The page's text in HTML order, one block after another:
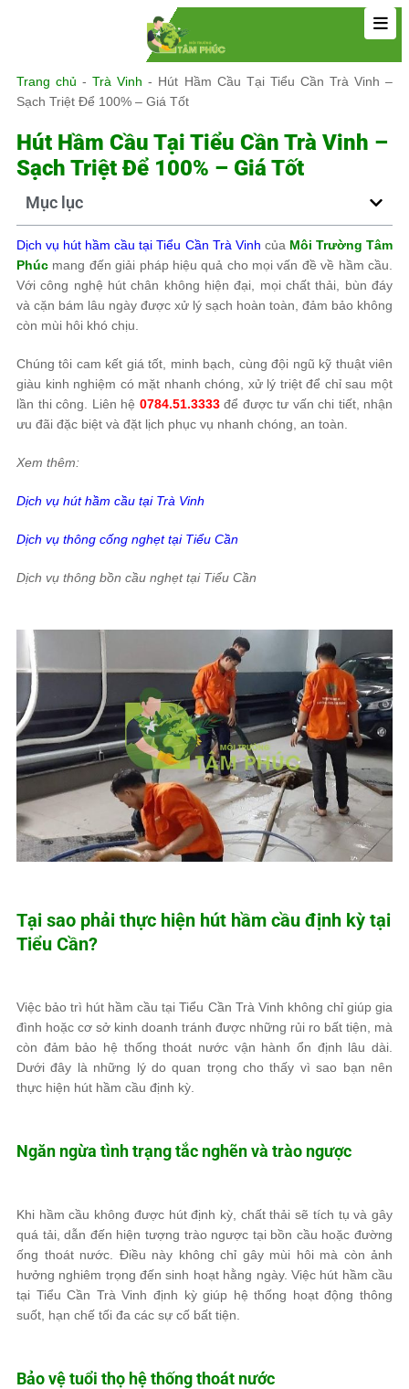
Trang chủ -Trà Vinh - Hút Hầm Cầu Tại Tiểu Cần Trà Vinh –
Sạch Triệt Để 100% – Giá Tốt
Hút Hầm Cầu Tại Tiểu Cần Trà Vinh –
Sạch Triệt Để 100% – Giá Tốt
Mục lục
Dịch vụ hút hầm cầu tại Tiểu Cần Trà Vinh của Môi Trường Tâm
Phúc mang đến giải pháp hiệu quả cho mọi vấn đề về hầm cầu.
Với công nghệ hút chân không hiện đại, mọi chất thải, bùn đáy
và cặn bám lâu ngày được xử lý sạch hoàn toàn, đảm bảo không
còn mùi hôi khó chịu.
Chúng tôi cam kết giá tốt, minh bạch, cùng đội ngũ kỹ thuật viên
giàu kinh nghiệm có mặt nhanh chóng, xử lý triệt để chỉ sau một
lần thi công. Liên hệ 0784.51.3333để được tư vấn chi tiết, nhận
ưu đãi đặc biệt và đặt lịch phục vụ nhanh chóng, an toàn.
Xem thêm:
Dịch vụ hút hầm cầu tại Trà Vinh
Dịch vụ thông cống nghẹt tại Tiểu Cần
Dịch vụ thông bồn cầu nghẹt tại Tiểu Cần
Tại sao phải thực hiện hút hầm cầu định kỳ tại
Tiểu Cần?
Việc bảo trì hút hầm cầu tại Tiểu Cần Trà Vinh không chỉ giúp gia
đình hoặc cơ sở kinh doanh tránh được những rủi ro bất tiện, mà
còn đảm bảo hệ thống thoát nước vận hành ổn định lâu dài.
Dưới đây là những lý do quan trọng cho thấy vì sao bạn nên
thực hiện hút hầm cầu định kỳ.
Ngăn ngừa tình trạng tắc nghẽn và trào ngược
Khi hầm cầu không được hút định kỳ, chất thải sẽ tích tụ và gây
quá tải, dẫn đến hiện tượng trào ngược tại bồn cầu hoặc đường
ống thoát nước. Điều này không chỉ gây mùi hôi mà còn ảnh
hưởng nghiêm trọng đến sinh hoạt hằng ngày. Việc hút hầm cầu
tại Tiểu Cần Trà Vinh định kỳ giúp hệ thống hoạt động thông
suốt, hạn chế tối đa các sự cố bất tiện.
Bảo vệ tuổi thọ hệ thống thoát nước